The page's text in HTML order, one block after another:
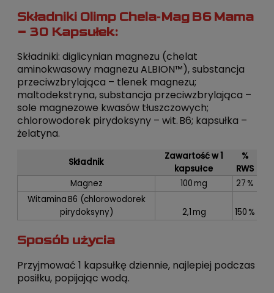
Składniki Olimp Chela‑Mag B6 Mama
– 30 Kapsułek:
Składniki: diglicynian magnezu (chelat
aminokwasowy magnezu ALBION™), substancja
przeciwzbrylająca – tlenek magnezu;
maltodekstryna, substancja przeciwzbrylająca –
sole magnezowe kwasów tłuszczowych;
chlorowodorek pirydoksyny – wit. B6; kapsułka –
żelatyna.
Składnik
Zawartość w 1
kapsułce
%
RWS
Magnez
100 mg
27 %
Witamina B6 (chlorowodorek
pirydoksyny)
2,1 mg 150 %
Sposób użycia
Przyjmować 1 kapsułkę dziennie, najlepiej podczas
posiłku, popijając wodą.